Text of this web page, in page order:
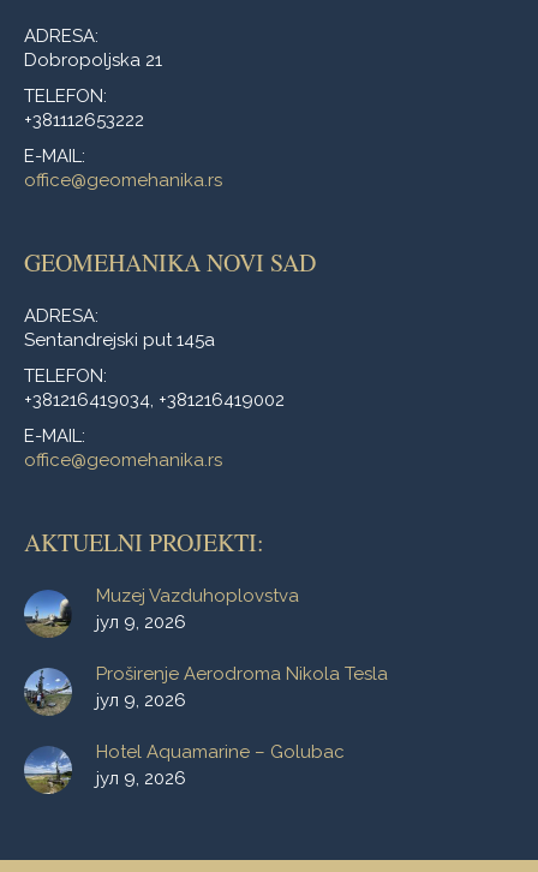
ADRESA:
Dobropoljska 21
TELEFON:
+381112653222
E-MAIL:
office@geomehanika.rs
GEOMEHANIKA NOVI SAD
ADRESA:
Sentandrejski put 145a
TELEFON:
+381216419034, +381216419002
E-MAIL:
office@geomehanika.rs
AKTUELNI PROJEKTI:
Muzej Vazduhoplovstva
јул 9, 2026
Proširenje Aerodroma Nikola Tesla
јул 9, 2026
Hotel Aquamarine – Golubac
јул 9, 2026